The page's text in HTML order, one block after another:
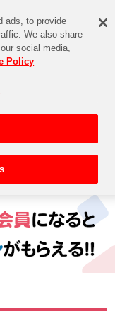
EVENT
籍
ads, to provide
We also share
social media,
Policy